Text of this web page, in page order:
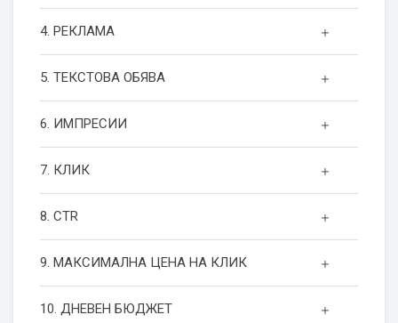
4. РЕКЛАМА
5. ТЕКСТОВА ОБЯВА
6. ИМПРЕСИИ
7. КЛИК
8. CTR
9. МАКСИМАЛНА ЦЕНА НА КЛИК
10. ДНЕВЕН БЮДЖЕТ